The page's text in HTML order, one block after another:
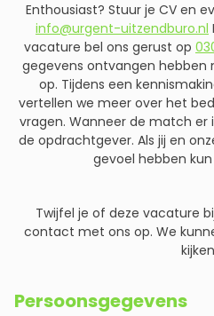
Enthousiast? Stuur je CV en
info@urgent-uitzendburo.nl
vacature bel ons gerust op
gegevens ontvangen
op. Tijdens een
vertellen we meer over het
vragen. Wanneer de match er
de opdrachtgever. Als jij en
gevoel hebben
Twijfel je of deze vacature
contact met ons op. We
Persoonsgegevens